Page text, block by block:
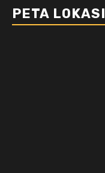
PETA LOKASI